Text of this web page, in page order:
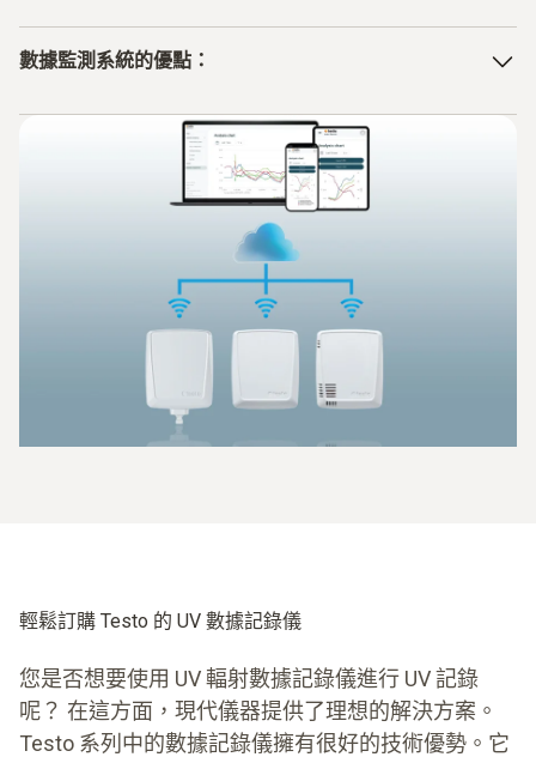
數據監測系統的優點：
輕鬆訂購 Testo 的 UV 數據記錄儀
您是否想要使用 UV 輻射數據記錄儀進行 UV 記錄
呢？ 在這方面，現代儀器提供了理想的解決方案。
Testo 系列中的數據記錄儀擁有很好的技術優勢。它